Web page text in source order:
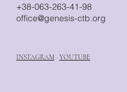
INSTAGRAM· YOUTUBE
+38-063-263-41-98
office@genesis-ctb.org